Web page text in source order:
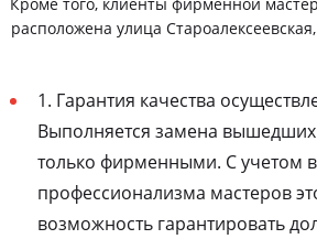
расположена улица
1. Гарантия качества
Выполняется замена вышедших
только фирменными. С учетом
профессионализма мастеров
возможность гарантировать